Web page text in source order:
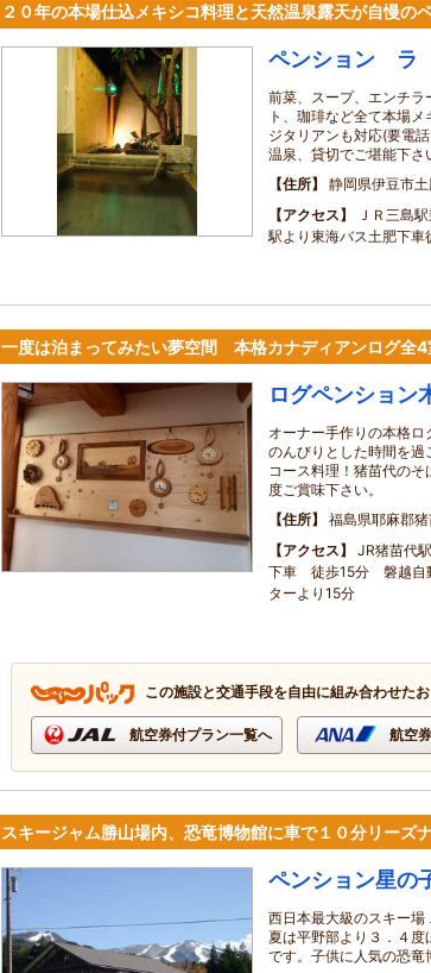
２０年の本場仕込メキシコ料理と天然温泉露天が自慢の
ペンション ラ
前菜、スープ、エンチラ
ト、珈琲など全て本場
ジタリアンも対応(要電
温泉、貸切でご堪能下さ
住所
静岡県伊豆市土
アクセス
ＪＲ三島
駅より東海バス土肥下車
一度は泊まってみたい夢空間 本格カナディアンログ全4
ログペンション
オーナー手作りの本格
のんびりとした時間を
コース料理！猪苗代のそ
度ご賞味下さい。
住所
福島県耶麻郡
アクセス
JR猪苗代
下車 徒歩15分 磐越自
ターより15分
この施設と交通手段を自由に組み合わせた
航空券付プラン一覧へ 航空
スキージャム勝山場内、恐竜博物館に車で１０分リーズ
ペンション星の
西日本最大級のスキー場
夏は平野部より３．４
です。子供に人気の恐竜